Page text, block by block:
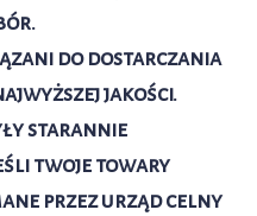
do dostarczania
jakości.
starannie
twoje towary
przez urząd celny